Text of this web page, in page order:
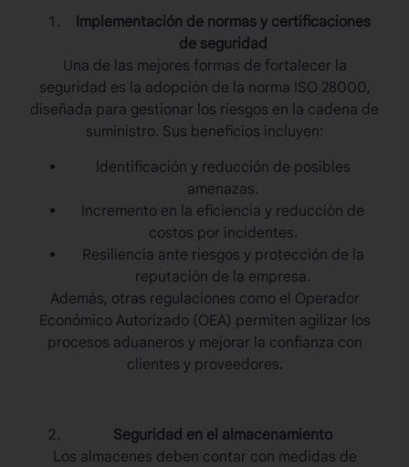
Implementación de normas y certificaciones
de seguridad
Una de las mejores formas de fortalecer la
seguridad es la adopción de la norma ISO 28000,
diseñada para gestionar los riesgos en la cadena de
suministro. Sus beneficios incluyen:
Identificación y reducción de posibles
amenazas.
Incremento en la eficiencia y reducción de
costos por incidentes.
Resiliencia ante riesgos y protección de la
reputación de la empresa.
Además, otras regulaciones como el Operador
Económico Autorizado (OEA) permiten agilizar los
procesos aduaneros y mejorar la confianza con
clientes y proveedores.
Seguridad en el almacenamiento
Los almacenes deben contar con medidas de